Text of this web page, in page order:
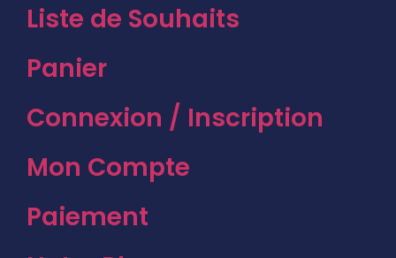
Liste de Souhaits
Panier
Connexion / Inscription
Mon Compte
Paiement